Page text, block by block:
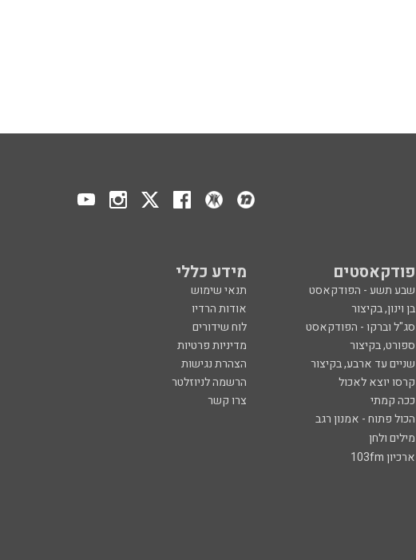
פודקאסטים מידע כללי
שבע תשע - הפודקאסט
תנאי שימוש
בן וינון, בקיצור
אודות הרדיו
סג"ל וברקו - הפודקאסט
לוח שידורים
ספורט, בקיצור
מדיניות פרטיות
שניים עד ארבע, בקיצור
הצהרת נגישות
קרסו יוצא לאכול
הרשמה לניוזלטר
ככה קמתי
צרו קשר
הכול פתוח - אמנון רגב
מילים ולחן
ארכיון 103fm